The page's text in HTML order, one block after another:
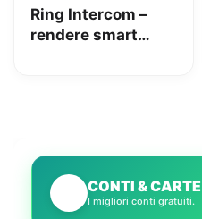
Ring Intercom –
rendere smart
CONTI & CARTE
I migliori conti gratuiti.